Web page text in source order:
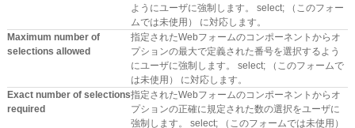
ようにユーザに強制します。 select; （このフォー
ムでは未使用） に対応します。
Maximum number of
selections allowed
指定されたWebフォームのコンポーネントからオ
プションの最大で定義された番号を選択するよう
にユーザに強制します。 select; （このフォームで
は未使用） に対応します。
Exact number of selections
required
指定されたWebフォームのコンポーネントからオ
プションの正確に規定された数の選択をユーザに
強制します。 select; （このフォームでは未使用）